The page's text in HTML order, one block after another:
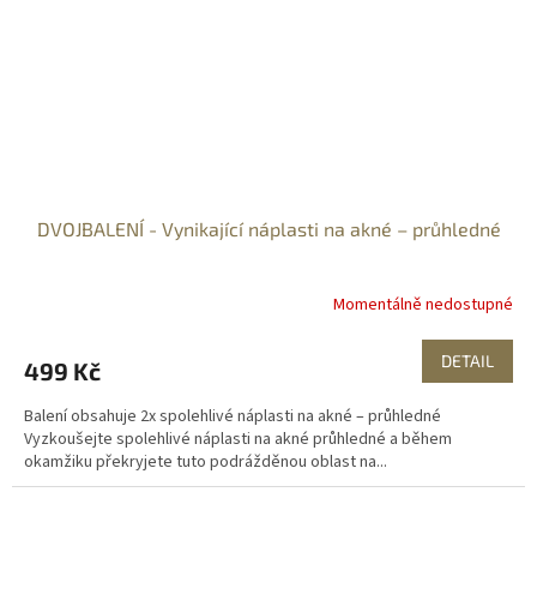
DVOJBALENÍ - Vynikající náplasti na akné – průhledné
Momentálně nedostupné
499 Kč DETAIL
Balení obsahuje 2x spolehlivé náplasti na akné – průhledné
Vyzkoušejte spolehlivé náplasti na akné průhledné a během
okamžiku překryjete tuto podrážděnou oblast na...